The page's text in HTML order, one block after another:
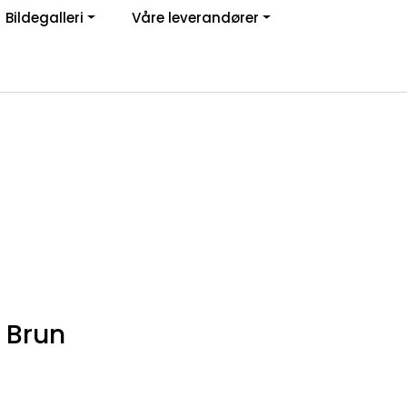
Bildegalleri Våre leverandører